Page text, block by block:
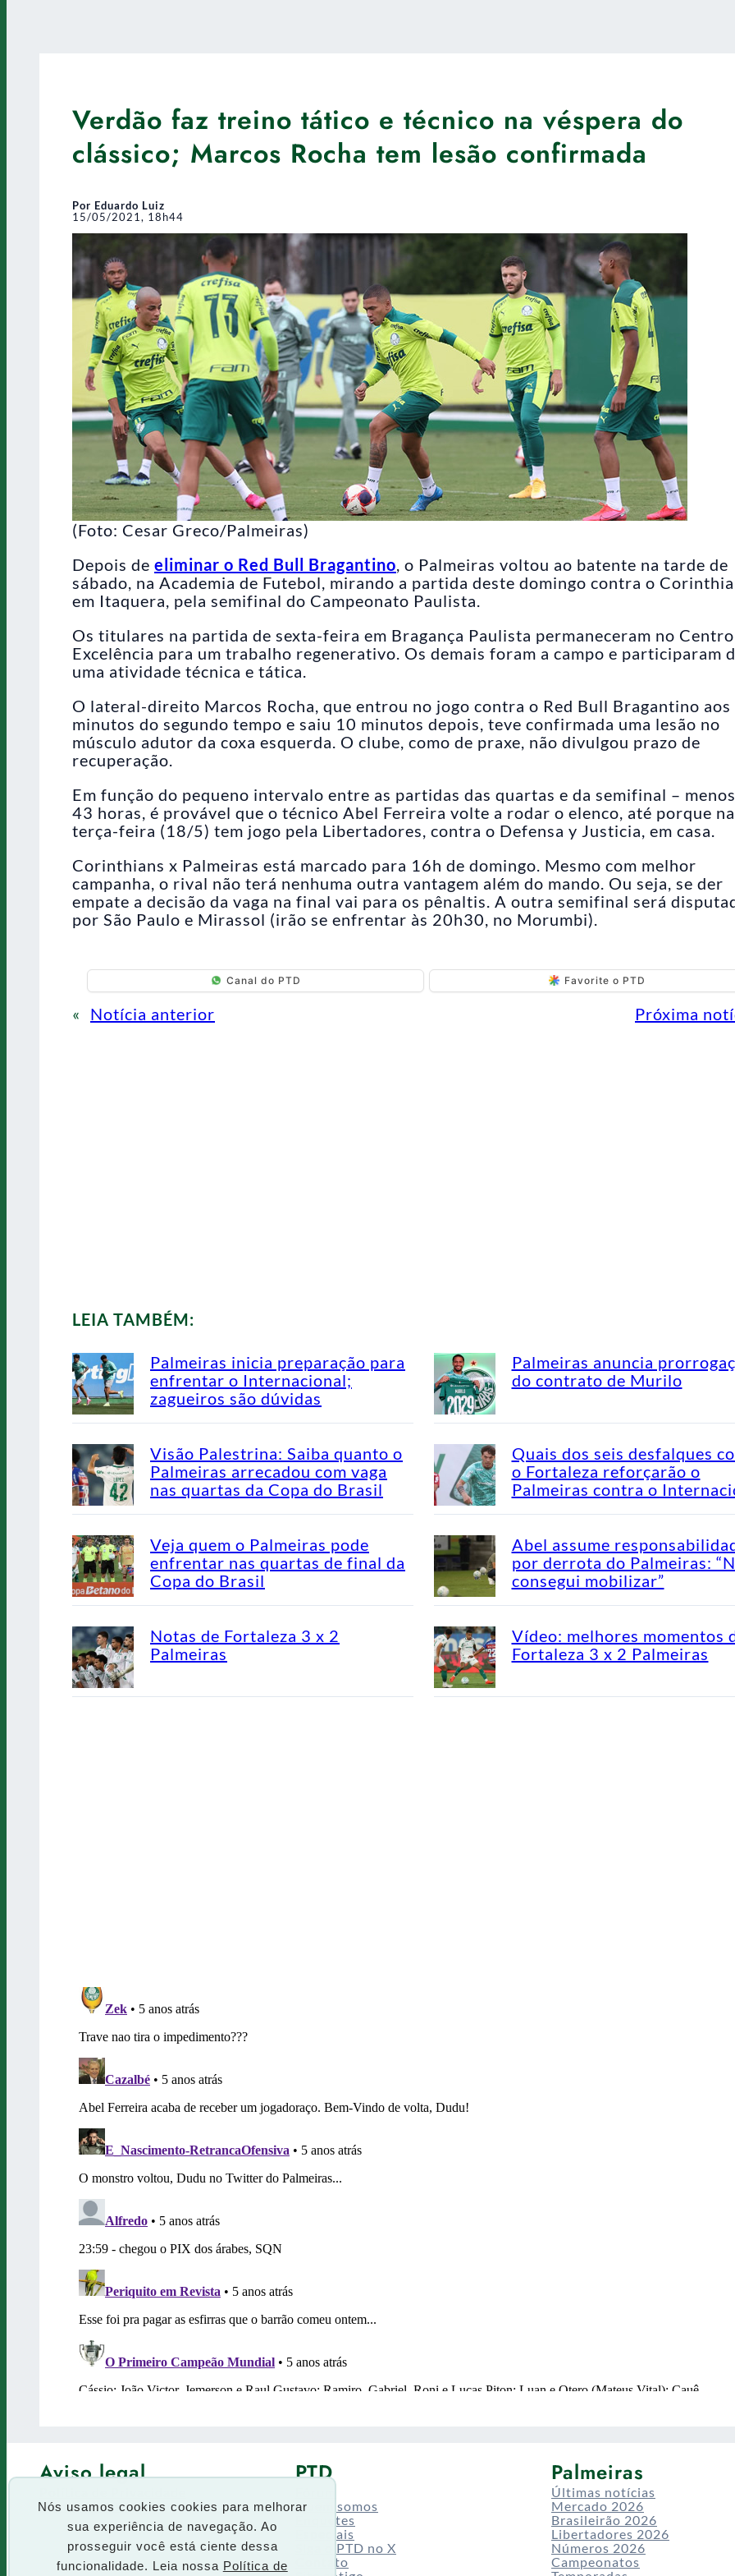
Nós usamos cookies cookies para melhorar
sua experiência de navegação. Ao
prosseguir você está ciente dessa
funcionalidade. Leia nossa Política de
Verdão faz treino tático e técnico na véspera do
clássico; Marcos Rocha tem lesão confirmada
Por Eduardo Luiz
15/05/2021, 18h44
(Foto: Cesar Greco/Palmeiras)
Depois de eliminar o Red Bull Bragantino, o Palmeiras voltou ao batente na tarde de
sábado, na Academia de Futebol, mirando a partida deste domingo contra o
em Itaquera, pela semifinal do Campeonato Paulista.
Os titulares na partida de sexta-feira em Bragança Paulista permaneceram no
Excelência para um trabalho regenerativo. Os demais foram a campo e participaram
uma atividade técnica e tática.
O lateral-direito Marcos Rocha, que entrou no jogo contra o Red Bull Bragantino aos
minutos do segundo tempo e saiu 10 minutos depois, teve confirmada uma lesão no
músculo adutor da coxa esquerda. O clube, como de praxe, não divulgou prazo de
recuperação.
Em função do pequeno intervalo entre as partidas das quartas e da semifinal –
43 horas, é provável que o técnico Abel Ferreira volte a rodar o elenco, até porque na
terça-feira (18/5) tem jogo pela Libertadores, contra o Defensa y Justicia, em casa.
Corinthians x Palmeiras está marcado para 16h de domingo. Mesmo com melhor
campanha, o rival não terá nenhuma outra vantagem além do mando. Ou seja, se der
empate a decisão da vaga na final vai para os pênaltis. A outra semifinal será
por São Paulo e Mirassol (irão se enfrentar às 20h30, no Morumbi).
Canal do PTD Favorite o PTD
« Notícia anterior Próxima
LEIA TAMBÉM:
Palmeiras inicia preparação para
enfrentar o Internacional;
zagueiros são dúvidas
Palmeiras anuncia
do contrato de Murilo
Visão Palestrina: Saiba quanto o
Palmeiras arrecadou com vaga
nas quartas da Copa do Brasil
Quais dos seis desfalques
o Fortaleza reforçarão o
Palmeiras contra o
Veja quem o Palmeiras pode
enfrentar nas quartas de final da
Copa do Brasil
Abel assume
por derrota do Palmeiras:
consegui mobilizar”
Notas de Fortaleza 3 x 2
Palmeiras
Vídeo: melhores momentos
Fortaleza 3 x 2 Palmeiras
Aviso legal
Termos de uso
PTD
Quem somos
Enquetes
Especiais
Siga o PTD no X
Contato
Palmeiras
Últimas notícias
Mercado 2026
Brasileirão 2026
Libertadores 2026
Números 2026
Campeonatos